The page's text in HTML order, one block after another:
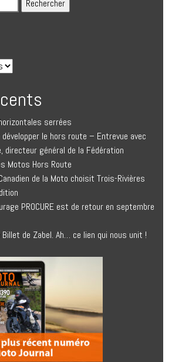
serrées
le hors route – Entrevue avec
directeur général de la Fédération
Motos Hors Route
de la Moto choisit Trois-Rivières
PROCURE est de retour en septembre
de Zabel. Ah… ce lien qui nous unit !